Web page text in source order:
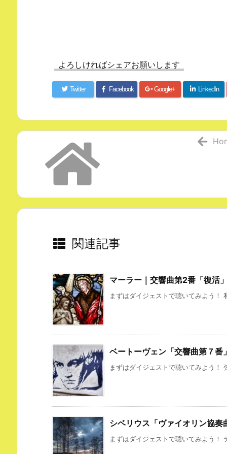
よろしければシェアお願いします
Twitter Facebook Google+ LinkedIn
関連記事
マーラー｜交響曲第2番「復活
まずはダイジェストで聴いてみよう！
ベートーヴェン「交響曲第７番
まずはダイジェストで聴いてみよう！
シベリウス「ヴァイオリン協奏
まずはダイジェストで聴いてみよう！